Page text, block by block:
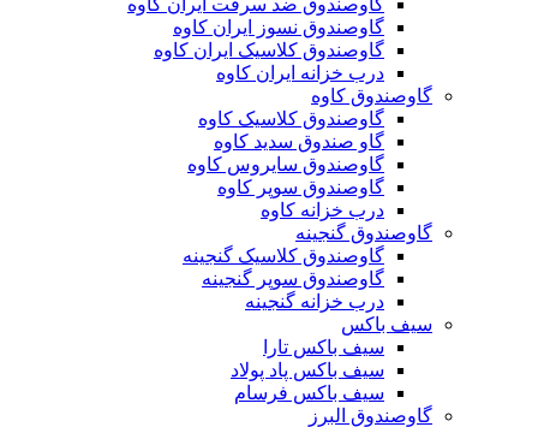
گاوصندوق ضد سرقت ایران کاوه
گاوصندوق نسوز ایران کاوه
گاوصندوق کلاسیک ایران کاوه
درب خزانه ایران کاوه
گاوصندوق کاوه
گاوصندوق کلاسیک کاوه
گاو صندوق سدید کاوه
گاوصندوق سایروس کاوه
گاوصندوق سوپر کاوه
درب خزانه کاوه
گاوصندوق گنجینه
گاوصندوق کلاسیک گنجینه
گاوصندوق سوپر گنجینه
درب خزانه گنجینه
سیف باکس
سیف باکس تارا
سیف باکس پاد پولاد
سیف باکس فرسام
گاوصندوق البرز